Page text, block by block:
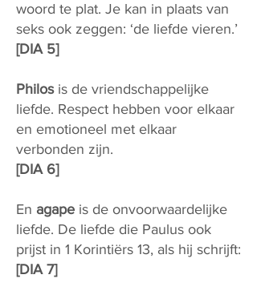
woord te plat. Je kan in plaats van
seks ook zeggen: ‘de liefde vieren.’
[DIA 5]
Philosis de vriendschappelijke
liefde. Respect hebben voor elkaar
en emotioneel met elkaar
verbonden zijn.
[DIA 6]
En agape is de onvoorwaardelijke
liefde. De liefde die Paulus ook
prijst in 1 Korintiërs 13, als hij schrijft:
[DIA 7]